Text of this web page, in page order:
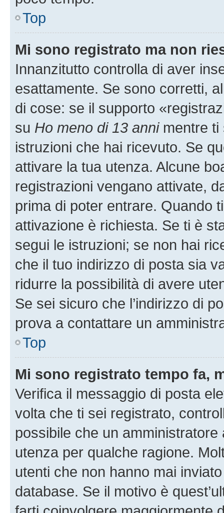
Top
Mi sono registrato ma non
Innanzitutto controlla di aver
esattamente. Se sono corretti,
di cose: se il supporto
su Ho meno di 13 annimentre ti
istruzioni che hai ricevuto. Se
attivare la tua utenza. Alcune
registrazioni vengano attivate,
prima di poter entrare. Quando
attivazione è richiesta. Se ti è
segui le istruzioni; se non hai
che il tuo indirizzo di posta sia
ridurre la possibilità di avere
Se sei sicuro che l’indirizzo di
prova a contattare un
Top
Mi sono registrato tempo fa,
Verifica il messaggio di posta
volta che ti sei registrato,
possibile che un
utenza per qualche ragione.
utenti che non hanno mai
database. Se il motivo è